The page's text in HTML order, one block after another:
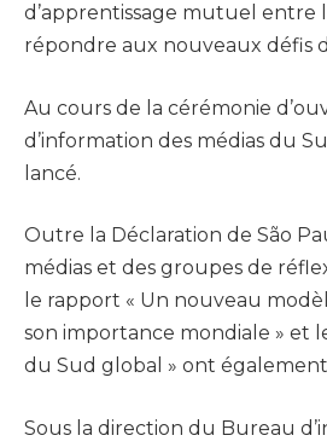
d’apprentissage mutuel entre
répondre aux nouveaux défis
Au cours de la cérémonie
d’information des médias du
lancé.
Outre la Déclaration de São
médias et des groupes de
le rapport « Un nouveau
son importance mondiale » et
du Sud global » ont
Sous la direction du Bureau